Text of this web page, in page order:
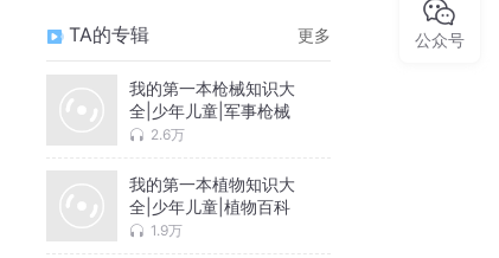
TA的专辑 更多
我的第一本枪械知识大
全|少年儿童|军事枪械
2.6万
我的第一本植物知识大
全|少年儿童|植物百科
1.9万
公众号